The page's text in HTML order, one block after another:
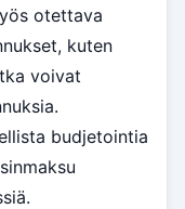
otettava
kuten
voivat
budjetointia